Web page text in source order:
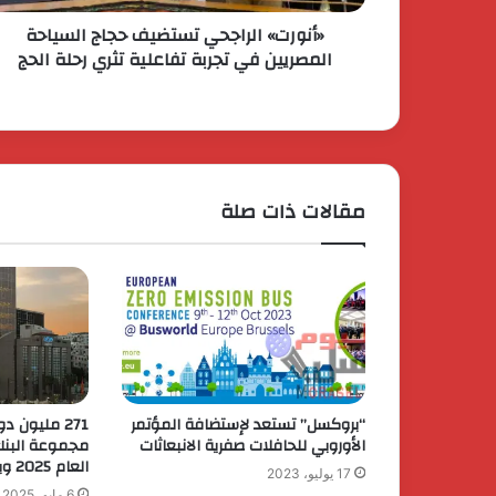
«أنورت» الراجحي تستضيف حجاج السياحة
المصريين في تجربة تفاعلية تثري رحلة الحج
مقالات ذات صلة
“بروكسل” تستعد لإستضافة المؤتمر
الأوروبي للحافلات صفرية الانبعاثات
17 يوليو، 2023
271 مليون
مجموعة
العام 2025 وبنسبة نمو 7%